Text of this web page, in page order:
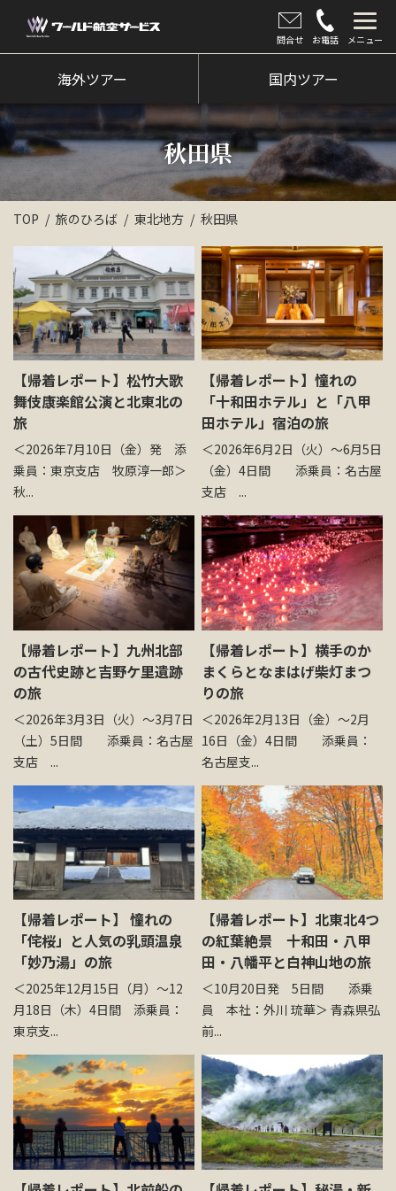
問合せ お電話 メニュー
海外ツアー
国内ツアー
クルーズツアー
ツアー催行状況
旅のひろば
イベント
新着情報
会社情報
お問い合わせ
資料請求
電話にてお問い合わせ
検索
海外ツアー 国内ツアー
秋田県
TOP 旅のひろば 東北地方 秋田県
【帰着レポート】松竹大歌
舞伎康楽館公演と北東北の
旅
＜2026年7月10日（金）発 添
乗員：東京支店 牧原淳一郎＞
秋...
【帰着レポート】憧れの
「十和田ホテル」と「八甲
田ホテル」宿泊の旅
＜2026年6月2日（火）～6月5日
（金）4日間 添乗員：名古屋
支店 ...
【帰着レポート】九州北部
の古代史跡と吉野ケ里遺跡
の旅
＜2026年3月3日（火）～3月7日
（土）5日間 添乗員：名古屋
支店 ...
【帰着レポート】横手のか
まくらとなまはげ柴灯まつ
りの旅
＜2026年2月13日（金）～2月
16日（金）4日間 添乗員：
名古屋支...
【帰着レポート】 憧れの
「侘桜」と人気の乳頭温泉
「妙乃湯」の旅
＜2025年12月15日（月）～12
月18日（木）4日間 添乗員：
東京支...
【帰着レポート】北東北4つ
の紅葉絶景 十和田・八甲
田・八幡平と白神山地の旅
＜10月20日発 5日間 添乗
員 本社：外川 琉華＞ 青森県弘
前...